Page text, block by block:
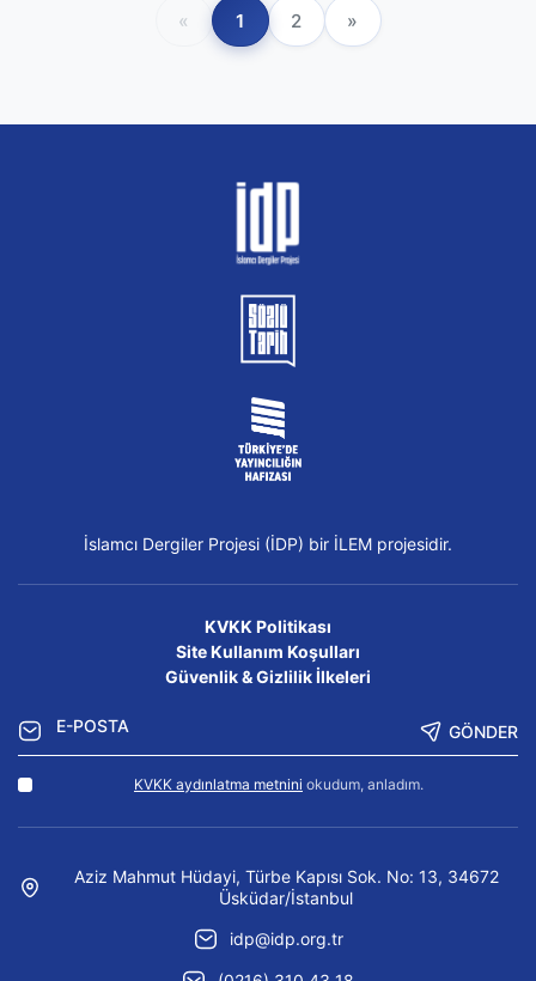
« 1 2 »
İslamcı Dergiler Projesi (İDP) bir İLEM projesidir.
KVKK Politikası
Site Kullanım Koşulları
Güvenlik & Gizlilik İlkeleri
GÖNDER
KVKK aydınlatma metnini okudum, anladım.
Aziz Mahmut Hüdayi, Türbe Kapısı Sok. No: 13, 34672
Üsküdar/İstanbul
idp@idp.org.tr